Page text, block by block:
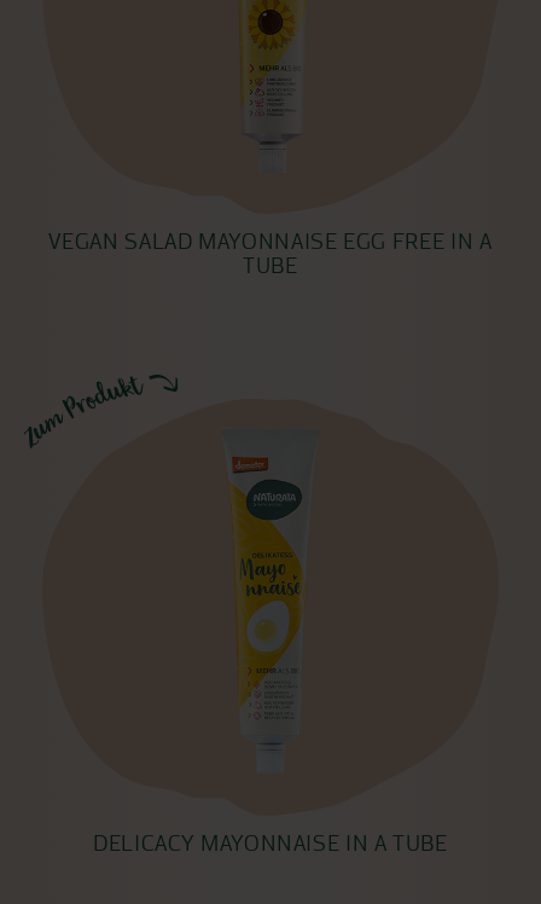
VEGAN SALAD MAYONNAISE EGG FREE IN A
TUBE
DELICACY MAYONNAISE IN A TUBE